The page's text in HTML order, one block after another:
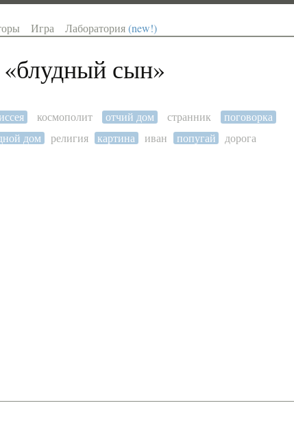
Игра Лаборатория(new!)
блудный сын»
космополит отчий дом странник
поговорка
дом религия картина иван попугай дорога